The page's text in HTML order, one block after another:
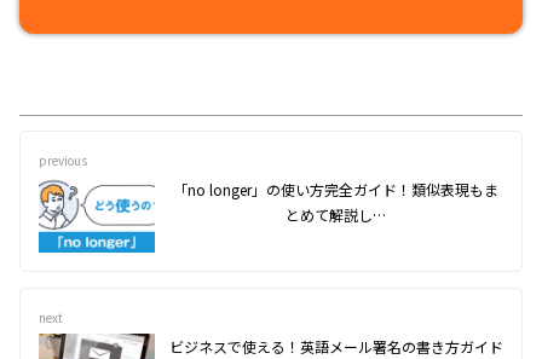
previous
「no longer」の使い方完全ガイド！類似表現もま
とめて解説し…
next
ビジネスで使える！英語メール署名の書き方ガイド